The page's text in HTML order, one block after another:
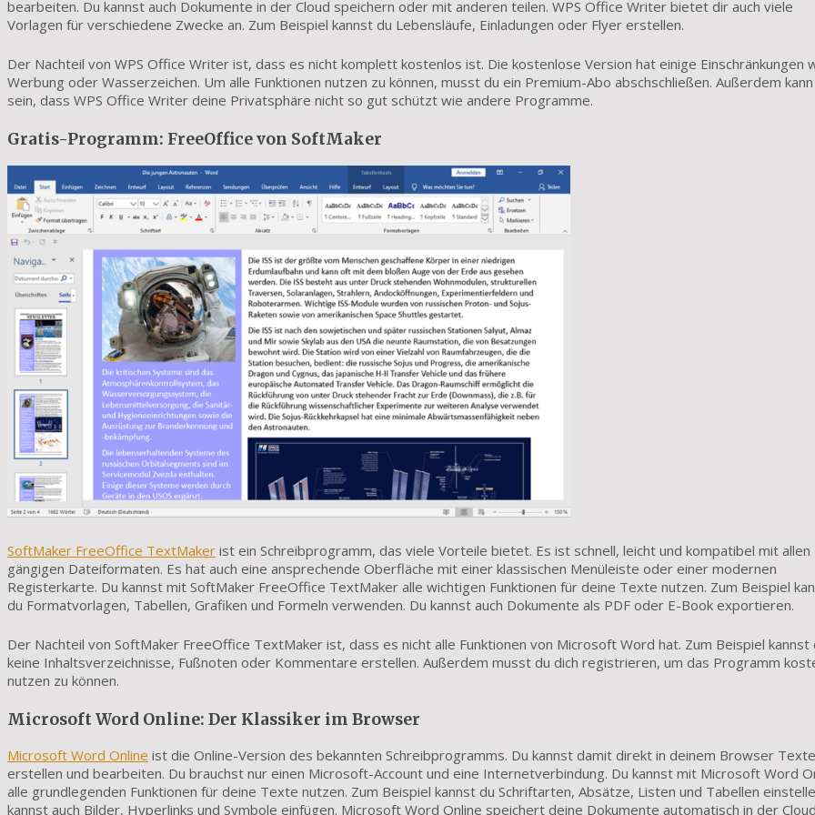
bearbeiten. Du kannst auch Dokumente in der Cloud speichern oder mit anderen teilen. WPS Office Writer bietet dir auch viele
Vorlagen für verschiedene Zwecke an. Zum Beispiel kannst du Lebensläufe, Einladungen oder Flyer erstellen.
Der Nachteil von WPS Office Writer ist, dass es nicht komplett kostenlos ist. Die kostenlose Version hat einige Einschränkungen
Werbung oder Wasserzeichen. Um alle Funktionen nutzen zu können, musst du ein Premium-Abo abschschließen. Außerdem
sein, dass WPS Office Writer deine Privatsphäre nicht so gut schützt wie andere Programme.
Gratis-Programm: FreeOffice von SoftMaker
SoftMaker FreeOffice TextMaker ist ein Schreibprogramm, das viele Vorteile bietet. Es ist schnell, leicht und kompatibel mit allen
gängigen Dateiformaten. Es hat auch eine ansprechende Oberfläche mit einer klassischen Menüleiste oder einer modernen
Registerkarte. Du kannst mit SoftMaker FreeOffice TextMaker alle wichtigen Funktionen für deine Texte nutzen. Zum Beispiel
du Formatvorlagen, Tabellen, Grafiken und Formeln verwenden. Du kannst auch Dokumente als PDF oder E-Book exportieren.
Der Nachteil von SoftMaker FreeOffice TextMaker ist, dass es nicht alle Funktionen von Microsoft Word hat. Zum Beispiel kannst
keine Inhaltsverzeichnisse, Fußnoten oder Kommentare erstellen. Außerdem musst du dich registrieren, um das Programm
nutzen zu können.
Microsoft Word Online: Der Klassiker im Browser
Microsoft Word Online ist die Online-Version des bekannten Schreibprogramms. Du kannst damit direkt in deinem Browser Texte
erstellen und bearbeiten. Du brauchst nur einen Microsoft-Account und eine Internetverbindung. Du kannst mit Microsoft Word
alle grundlegenden Funktionen für deine Texte nutzen. Zum Beispiel kannst du Schriftarten, Absätze, Listen und Tabellen
kannst auch Bilder, Hyperlinks und Symbole einfügen. Microsoft Word Online speichert deine Dokumente automatisch in der